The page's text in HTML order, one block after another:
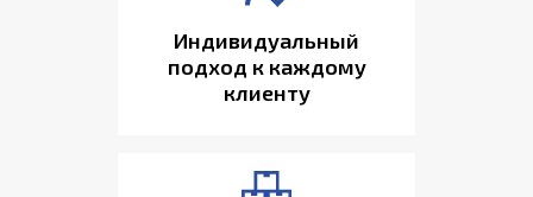
Индивидуальный
подход к каждому
клиенту